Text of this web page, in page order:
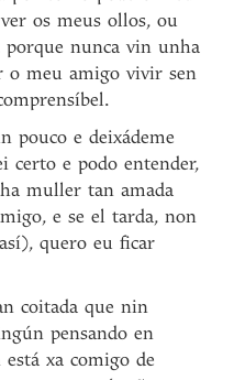
os meus ollos, ou
porque nunca vin unha
o meu amigo vivir sen
pouco e deixádeme
certo e podo entender,
muller tan amada
e se el tarda, non
quero eu ficar
coitada que nin
pensando en
xa comigo de